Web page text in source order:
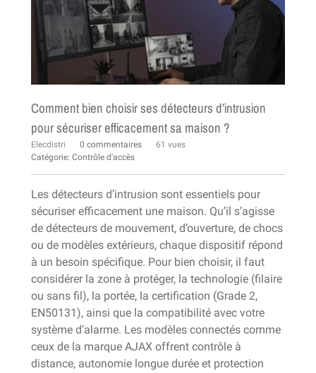
Comment bien choisir ses détecteurs d’intrusion
pour sécuriser efficacement sa maison ?
Elecdistri 0 commentaires
61 vues
Catégorie: Contrôle d'accès
Les détecteurs d’intrusion sont essentiels pour
sécuriser efficacement une maison. Qu’il s’agisse
de détecteurs de mouvement, d’ouverture, de chocs
ou de modèles extérieurs, chaque dispositif répond
à un besoin spécifique. Pour bien choisir, il faut
considérer la zone à protéger, la technologie (filaire
ou sans fil), la portée, la certification (Grade 2,
EN50131), ainsi que la compatibilité avec votre
système d’alarme. Les modèles connectés comme
ceux de la marque AJAX offrent contrôle à
distance, autonomie longue durée et protection